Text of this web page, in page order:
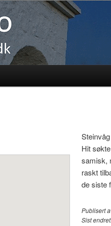
Hit
samisk,
raskt
de siste
Publisert
Sist